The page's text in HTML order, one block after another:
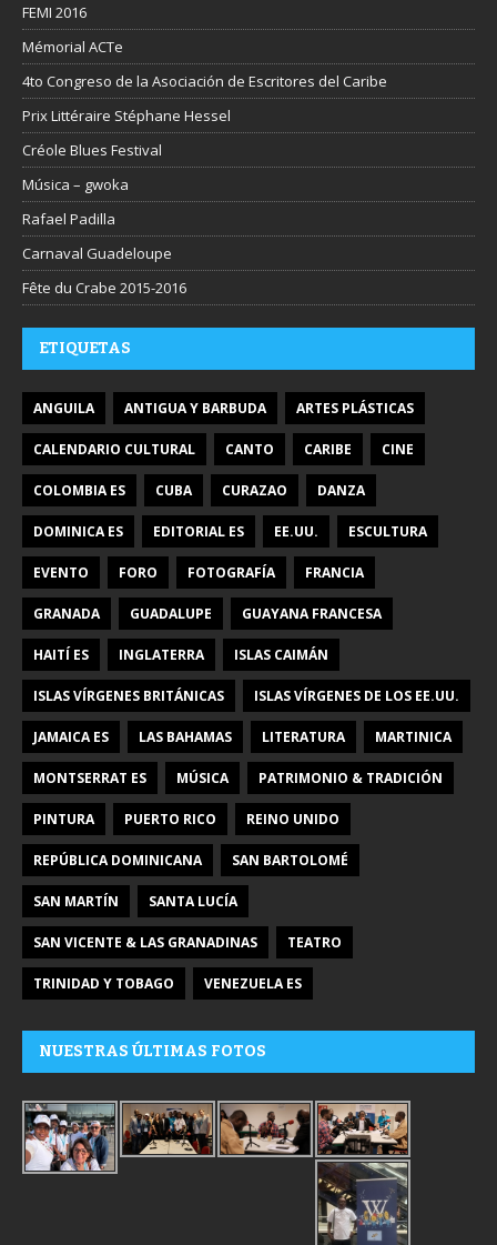
FEMI 2016
Mémorial ACTe
4to Congreso de la Asociación de Escritores del Caribe
Prix Littéraire Stéphane Hessel
Créole Blues Festival
Música – gwoka
Rafael Padilla
Carnaval Guadeloupe
Fête du Crabe 2015-2016
ETIQUETAS
ANGUILA ANTIGUA Y BARBUDA ARTES PLÁSTICAS
CALENDARIO CULTURAL CANTO CARIBE CINE
COLOMBIA ES CUBA CURAZAO DANZA
DOMINICA ES EDITORIAL ES EE.UU. ESCULTURA
EVENTO FORO FOTOGRAFÍA FRANCIA
GRANADA GUADALUPE GUAYANA FRANCESA
HAITÍ ES INGLATERRA ISLAS CAIMÁN
ISLAS VÍRGENES BRITÁNICAS ISLAS VÍRGENES DE LOS EE.UU.
JAMAICA ES LAS BAHAMAS LITERATURA MARTINICA
MONTSERRAT ES MÚSICA PATRIMONIO & TRADICIÓN
PINTURA PUERTO RICO REINO UNIDO
REPÚBLICA DOMINICANA SAN BARTOLOMÉ
SAN MARTÍN SANTA LUCÍA
SAN VICENTE & LAS GRANADINAS TEATRO
TRINIDAD Y TOBAGO VENEZUELA ES
NUESTRAS ÚLTIMAS FOTOS